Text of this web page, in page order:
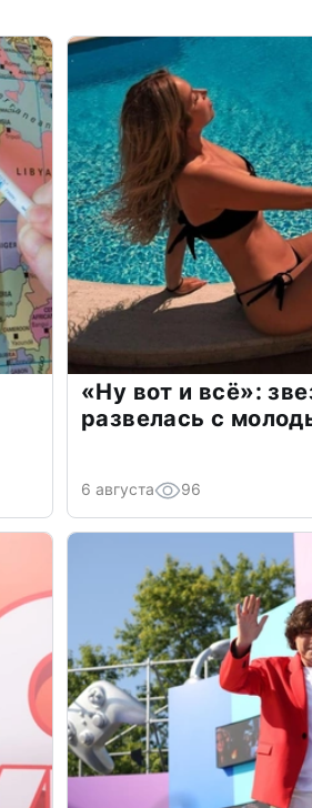
«Ну вот и всё»:
развелась с
6 августа 96